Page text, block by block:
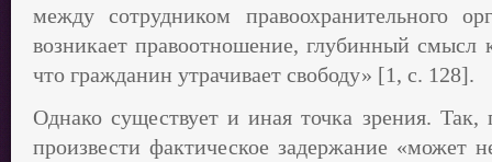
между сотрудником правоохранительного
возникает правоотношение, глубинный смысл
что гражданин утрачивает свободу» [1, с. 128].
Однако существует и иная точка зрения.
произвести фактическое задержание «может